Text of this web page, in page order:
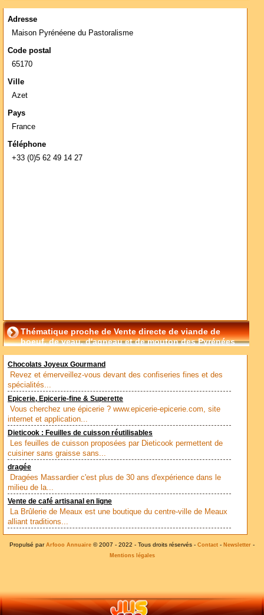
Adresse
Maison Pyrénéene du Pastoralisme
Code postal
65170
Ville
Azet
Pays
France
Téléphone
+33 (0)5 62 49 14 27
Thématique proche de Vente directe de viande de
boeuf, de veau, d'agneau et de mouton des Pyrénées
Chocolats Joyeux Gourmand
Revez et émerveillez-vous devant des confiseries fines et des
spécialités...
Epicerie, Epicerie-fine & Superette
Vous cherchez une épicerie ? www.epicerie-epicerie.com, site
internet et application...
Dieticook : Feuilles de cuisson réutilisables
Les feuilles de cuisson proposées par Dieticook permettent de
cuisiner sans graisse sans...
dragée
Dragées Massardier c'est plus de 30 ans d'expérience dans le
milieu de la...
Vente de café artisanal en ligne
La Brûlerie de Meaux est une boutique du centre-ville de Meaux
alliant traditions...
Propulsé par Arfooo Annuaire © 2007 - 2022 - Tous droits réservés - Contact - Newsletter -
Mentions légales